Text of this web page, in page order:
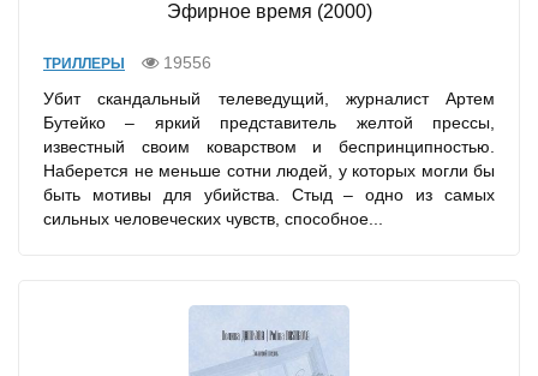
Эфирное время (2000)
ТРИЛЛЕРЫ
19556
Убит скандальный телеведущий, журналист Артем
Бутейко – яркий представитель желтой прессы,
известный своим коварством и беспринципностью.
Наберется не меньше сотни людей, у которых могли бы
быть мотивы для убийства. Стыд – одно из самых
сильных человеческих чувств, способное...